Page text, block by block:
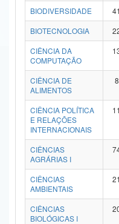
Advocacia-Geral da União
Banco Central do Brasil
BIODIVERSIDADE 41
BIOTECNOLOGIA
CIÊNCIA DA
COMPUTAÇÃO
CIÊNCIA DE
ALIMENTOS
8
CIÊNCIA POLÍTICA
E RELAÇÕES
INTERNACIONAIS
11
CIÊNCIAS
AGRÁRIAS I
CIÊNCIAS
AMBIENTAIS
21
CIÊNCIAS
BIOLÓGICAS I